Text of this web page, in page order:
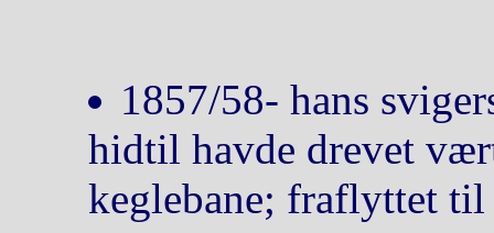
1857/58- hans
hidtil havde drevet
keglebane; fraflyttet